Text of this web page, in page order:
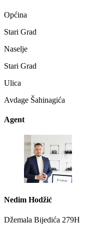
Općina
Stari Grad
Naselje
Stari Grad
Ulica
Avdage Šahinagića
Agent
Nedim Hodžić
Džemala Bijedića 279H